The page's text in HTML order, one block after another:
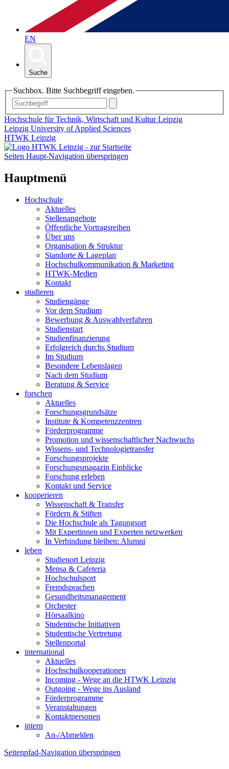
EN
Suche
Suchbox. Bitte Suchbegriff eingeben.
Hochschule für Technik, Wirtschaft und Kultur Leipzig
Leipzig University of Applied Sciences
HTWK Leipzig
Seiten Haupt-Navigation überspringen
Hauptmenü
Hochschule
Aktuelles
Stellenangebote
Öffentliche Vortragsreihen
Über uns
Organisation & Struktur
Standorte & Lageplan
Hochschulkommunikation & Marketing
HTWK-Medien
Kontakt
studieren
Studiengänge
Vor dem Studium
Bewerbung & Auswahlverfahren
Studienstart
Studienfinanzierung
Erfolgreich durchs Studium
Im Studium
Besondere Lebenslagen
Nach dem Studium
Beratung & Service
forschen
Aktuelles
Forschungsgrundsätze
Institute & Kompetenzzentren
Förderprogramme
Promotion und wissenschaftlicher Nachwuchs
Wissens- und Technologietransfer
Forschungsprojekte
Forschungsmagazin Einblicke
Forschung erleben
Kontakt und Service
kooperieren
Wissenschaft & Transfer
Fördern & Stiften
Die Hochschule als Tagungsort
Mit Expertinnen und Experten netzwerken
In Verbindung bleiben: Alumni
leben
Studienort Leipzig
Mensa & Cafeteria
Hochschulsport
Fremdsprachen
Gesundheitsmanagement
Orchester
Hörsaalkino
Studentische Initiativen
Studentische Vertretung
Stellenportal
international
Aktuelles
Hochschulkooperationen
Incoming - Wege an die HTWK Leipzig
Outgoing - Wege ins Ausland
Förderprogramme
Veranstaltungen
Kontaktpersonen
intern
An-/Abmelden
Seitenpfad-Navigation überspringen